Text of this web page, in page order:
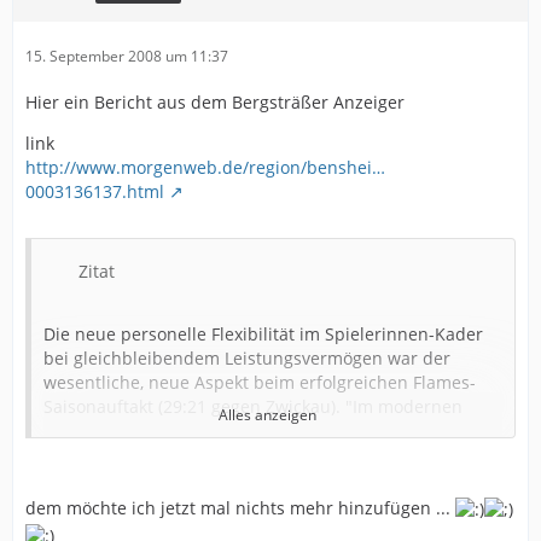
15. September 2008 um 11:37
Hier ein Bericht aus dem Bergsträßer Anzeiger
link
http://www.morgenweb.de/region/benshei…
0003136137.html
Zitat
Die neue personelle Flexibilität im Spielerinnen-Kader
bei gleichbleibendem Leistungsvermögen war der
wesentliche, neue Aspekt beim erfolgreichen Flames-
Saisonauftakt (29:21 gegen Zwickau). "Im modernen
Handball reichen nicht mehr sechs gute Spieler, man
dieses Konzepts.
Alles anzeigen
dem möchte ich jetzt mal nichts mehr hinzufügen ...